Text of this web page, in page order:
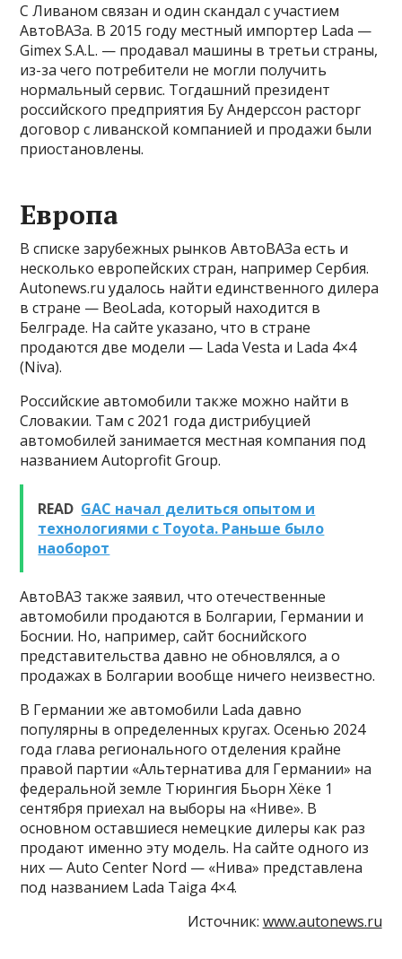
С Ливаном связан и один скандал с участием
АвтоВАЗа. В 2015 году местный импортер Lada —
Gimex S.A.L. — продавал машины в третьи страны,
из-за чего потребители не могли получить
нормальный сервис. Тогдашний президент
российского предприятия Бу Андерссон расторг
договор с ливанской компанией и продажи были
приостановлены.
Европа
В списке зарубежных рынков АвтоВАЗа есть и
несколько европейских стран, например Сербия.
Autonews.ru удалось найти единственного дилера
в стране — BeoLada, который находится в
Белграде. На сайте указано, что в стране
продаются две модели — Lada Vesta и Lada 4×4
(Niva).
Российские автомобили также можно найти в
Словакии. Там с 2021 года дистрибуцией
автомобилей занимается местная компания под
названием Autoprofit Group.
READ GAC начал делиться опытом и
технологиями с Toyota. Раньше было
наоборот
АвтоВАЗ также заявил, что отечественные
автомобили продаются в Болгарии, Германии и
Боснии. Но, например, сайт боснийского
представительства давно не обновлялся, а о
продажах в Болгарии вообще ничего неизвестно.
В Германии же автомобили Lada давно
популярны в определенных кругах. Осенью 2024
года глава регионального отделения крайне
правой партии «Альтернатива для Германии» на
федеральной земле Тюрингия Бьорн Хёке 1
сентября приехал на выборы на «Ниве». В
основном оставшиеся немецкие дилеры как раз
продают именно эту модель. На сайте одного из
них — Auto Center Nord — «Нива» представлена
под названием Lada Taiga 4×4.
Источник: www.autonews.ru